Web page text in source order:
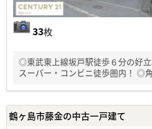
33枚
◎東武東上線坂戸駅徒歩６分の好
スーパー・コンビニ徒歩圏内！ ◎
鶴ヶ島市藤金の中古一戸建て